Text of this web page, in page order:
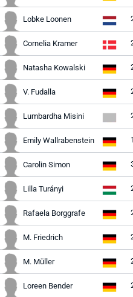
Lobke Loonen
Cornelia Kramer
Natasha Kowalski
V. Fudalla
Lumbardha Misini
Emily Wallrabenstein
Carolin Simon
Lilla Turányi
Rafaela Borggrafe
M. Friedrich
M. Müller
Loreen Bender